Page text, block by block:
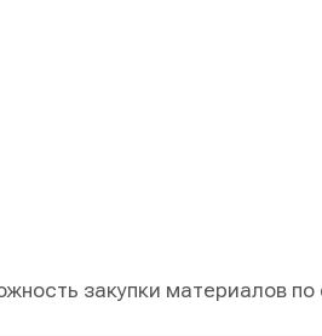
закупки материалов по